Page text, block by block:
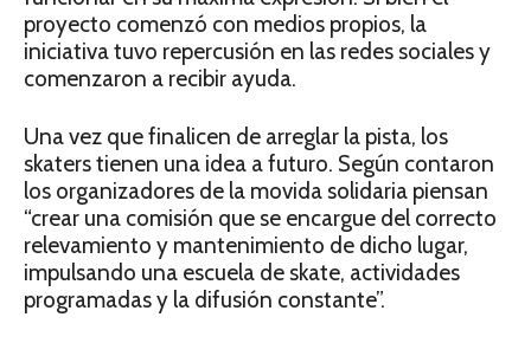
proyecto comenzó con medios propios, la
iniciativa tuvo repercusión en las redes sociales y
comenzaron a recibir ayuda.
Una vez que finalicen de arreglar la pista, los
skaters tienen una idea a futuro. Según contaron
los organizadores de la movida solidaria piensan
“crear una comisión que se encargue del correcto
relevamiento y mantenimiento de dicho lugar,
impulsando una escuela de skate, actividades
programadas y la difusión constante”.